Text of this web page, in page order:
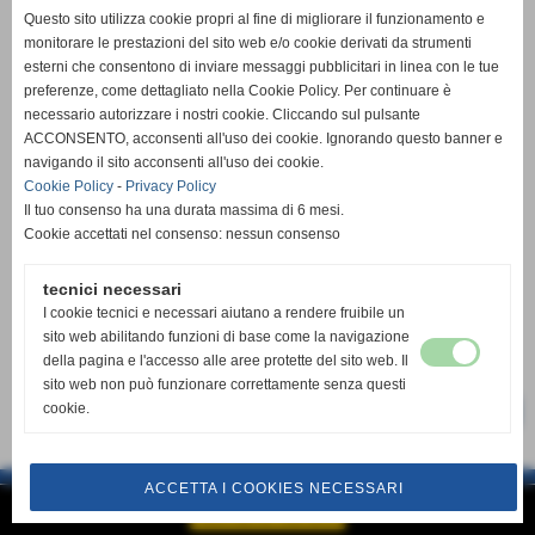
Realizzazione siti web www.sitoper.it
Questo sito utilizza cookie propri al fine di migliorare il funzionamento e
monitorare le prestazioni del sito web e/o cookie derivati da strumenti
esterni che consentono di inviare messaggi pubblicitari in linea con le tue
preferenze, come dettagliato nella Cookie Policy. Per continuare è
necessario autorizzare i nostri cookie. Cliccando sul pulsante
ACCONSENTO, acconsenti all'uso dei cookie. Ignorando questo banner e
navigando il sito acconsenti all'uso dei cookie.
Cookie Policy - Privacy Policy
Il tuo consenso ha una durata massima di 6 mesi.
Cookie accettati nel consenso: nessun consenso
tecnici necessari
I cookie tecnici e necessari aiutano a rendere fruibile un
sito web abilitando funzioni di base come la navigazione
della pagina e l'accesso alle aree protette del sito web. Il
sito web non può funzionare correttamente senza questi
cookie.
ACCETTA I COOKIES NECESSARI
GESTISCI IL TUO SITO